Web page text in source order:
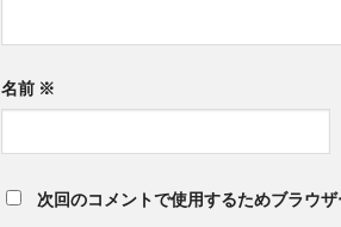
名前 ※
次回のコメントで使用するためブラウ